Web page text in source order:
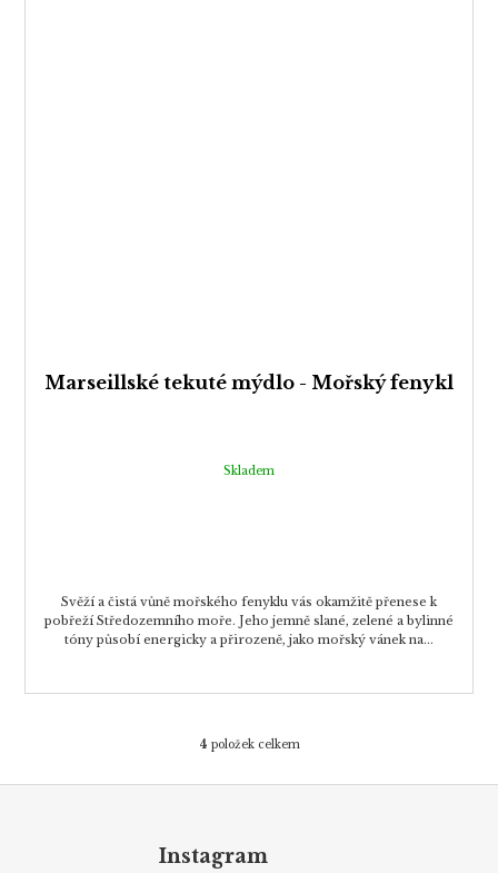
Marseillské tekuté mýdlo - Mořský fenykl
Skladem
Svěží a čistá vůně mořského fenyklu vás okamžitě přenese k
pobřeží Středozemního moře. Jeho jemně slané, zelené a bylinné
tóny působí energicky a přirozeně, jako mořský vánek na...
O
a
4 položek celkem
Instagram